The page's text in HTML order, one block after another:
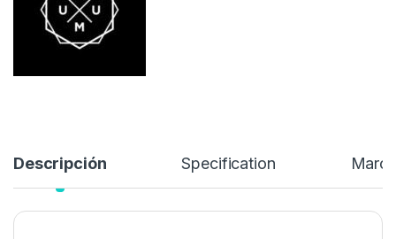
Descripción Specification Marca